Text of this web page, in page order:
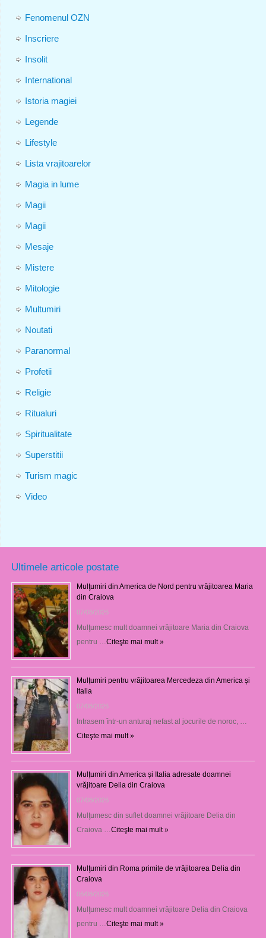
Fenomenul OZN
Inscriere
Insolit
International
Istoria magiei
Legende
Lifestyle
Lista vrajitoarelor
Magia in lume
Magii
Magii
Mesaje
Mistere
Mitologie
Multumiri
Noutati
Paranormal
Profetii
Religie
Ritualuri
Spiritualitate
Superstitii
Turism magic
Video
Ultimele articole postate
Mulţumiri din America de Nord pentru vrăjitoarea Maria
din Craiova
07/08/2026
Mulţumesc mult doamnei vrăjitoare Maria din Craiova
pentru … Citeşte mai mult »
Mulțumiri pentru vrăjitoarea Mercedeza din America și
Italia
07/08/2026
Intrasem într-un anturaj nefast al jocurile de noroc, …
Citeşte mai mult »
Mulțumiri din America și Italia adresate doamnei
vrăjitoare Delia din Craiova
07/08/2026
Mulţumesc din suflet doamnei vrăjitoare Delia din
Craiova … Citeşte mai mult »
Mulţumiri din Roma primite de vrăjitoarea Delia din
Craiova
06/08/2026
Mulţumesc mult doamnei vrăjitoare Delia din Craiova
pentru … Citeşte mai mult »